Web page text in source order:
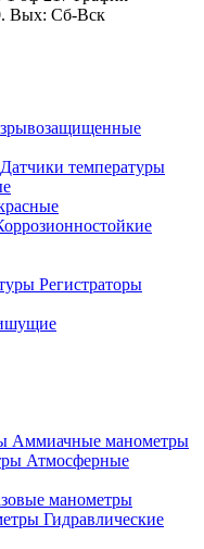
Вых: Сб‑Вск
Датчики температуры
Регистраторы
Аммиачные манометры
Атмосферные
манометры
Гидравлические